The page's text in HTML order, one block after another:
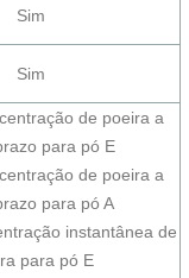
Sim
Sim
de poeira a
para pó E
de poeira a
para pó A
instantânea de
para pó E